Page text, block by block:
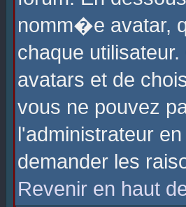
nomm�e avatar,
chaque
avatars et de
vous ne pouvez
l'administrateur
demander les
Revenir en haut